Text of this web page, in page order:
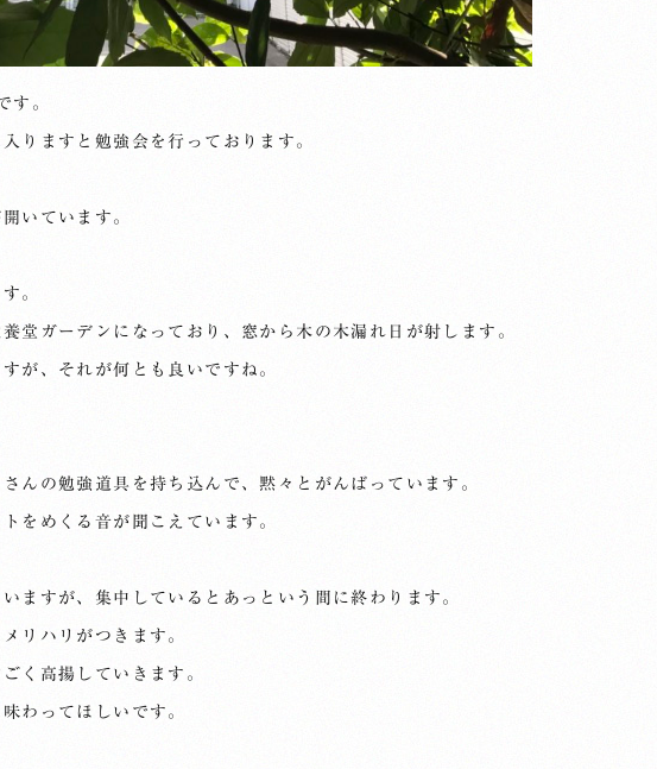
す。
りますと勉強会を行っております。
いています。
。
堂ガーデンになっており、窓から木の木漏れ日が射します。
が、それが何とも良いですね。
んの勉強道具を持ち込んで、黙々とがんばっています。
をめくる音が聞こえています。
ますが、集中しているとあっという間に終わります。
リハリがつきます。
く高揚していきます。
わってほしいです。